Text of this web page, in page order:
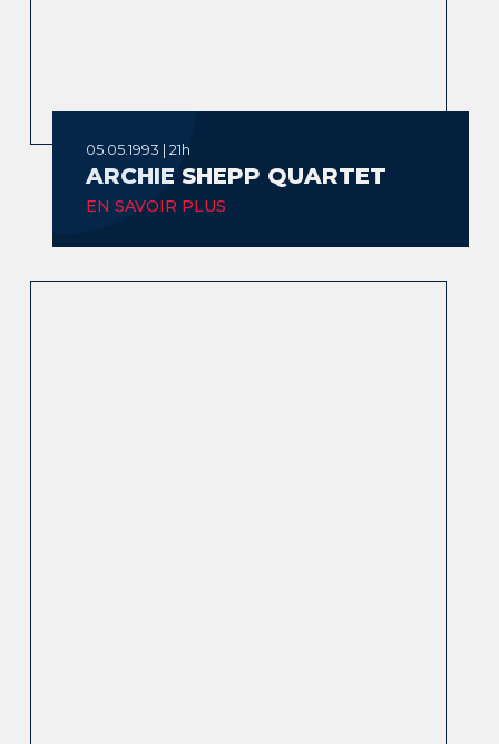
05.05.1993 | 21h
ARCHIE SHEPP QUARTET
EN SAVOIR PLUS